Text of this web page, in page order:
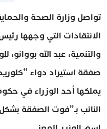
تواصل وزارة الصحة
الانتقادات التي وجهها
والتنمية، عبد الله
يملكها أحد الوزراء في
النائب بـ”فوت الصفقة